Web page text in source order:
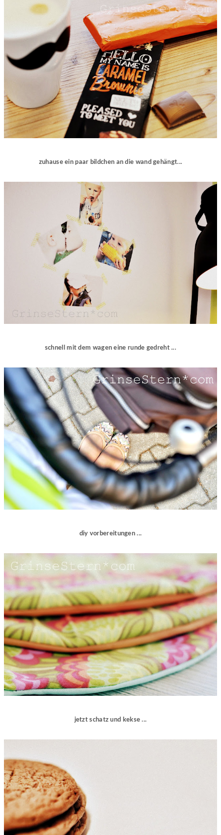
zuhause ein paar bildchen an die wand gehängt...
schnell mit dem wagen eine runde gedreht ...
diy vorbereitungen ...
jetzt schatz und kekse ...